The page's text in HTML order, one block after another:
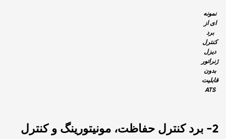
نمونه
ای از
برد
کنترل
دیزل
ژنراتور
بدون
قابلیت
ATS
2- برد کنترل حفاظت، مونیتورینگ و کنترل